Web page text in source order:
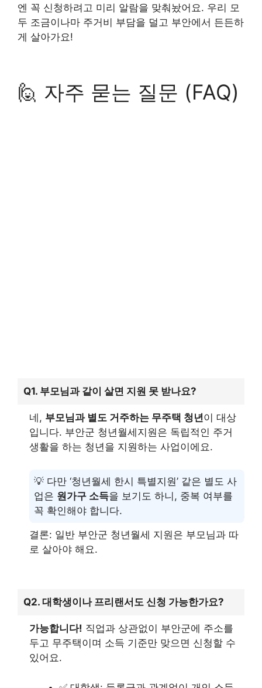
엔 꼭 신청하려고 미리 알람을 맞춰놨어요. 우리 모
두 조금이나마 주거비 부담을 덜고 부안에서 든든하
게 살아가요!
🙋 자주 묻는 질문 (FAQ)
Q1. 부모님과 같이 살면 지원 못 받나요?
네, 부모님과 별도 거주하는 무주택 청년이 대상
입니다. 부안군 청년월세지원은 독립적인 주거
생활을 하는 청년을 지원하는 사업이에요.
💡 다만 ‘청년월세 한시 특별지원’ 같은 별도 사
업은 원가구 소득을 보기도 하니, 중복 여부를
꼭 확인해야 합니다.
결론: 일반 부안군 청년월세 지원은 부모님과 따
로 살아야 해요.
Q2. 대학생이나 프리랜서도 신청 가능한가요?
가능합니다! 직업과 상관없이 부안군에 주소를
두고 무주택이며 소득 기준만 맞으면 신청할 수
있어요.